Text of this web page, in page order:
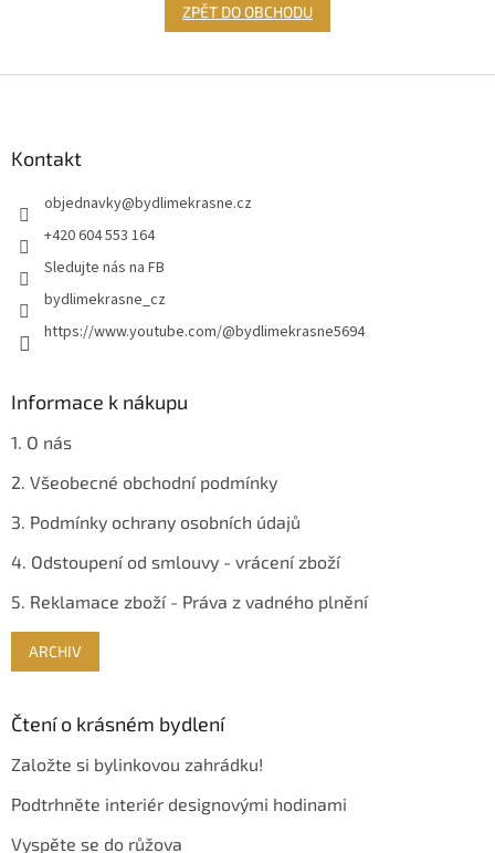
ZPĚT DO OBCHODU
Kontakt
objednavky@bydlimekrasne.cz
+420 604 553 164
Sledujte nás na FB
bydlimekrasne_cz
https://www.youtube.com/@bydlimekrasne5694
Informace k nákupu
1. O nás
2. Všeobecné obchodní podmínky
3. Podmínky ochrany osobních údajů
4. Odstoupení od smlouvy - vrácení zboží
5. Reklamace zboží - Práva z vadného plnění
ARCHIV
Čtení o krásném bydlení
Založte si bylinkovou zahrádku!
Podtrhněte interiér designovými hodinami
Vyspěte se do růžova